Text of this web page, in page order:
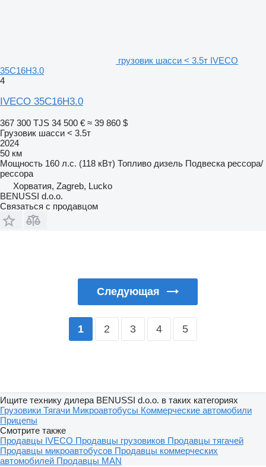
грузовик шасси < 3.5т IVECO
35C16H3.0
4
IVECO 35C16H3.0
367 300 TJS 34 500 € ≈ 39 860 $
Грузовик шасси < 3.5т
2024
50 км
Мощность 160 л.с. (118 кВт) Топливо дизель Подвеска рессора/
рессора
Хорватия, Zagreb, Lucko
BENUSSI d.o.o.
Связаться с продавцом
Следующая
1 2 3 4 5
Ищите технику дилера BENUSSI d.o.o. в таких категориях
Грузовики Тягачи Микроавтобусы Коммерческие автомобили
Прицепы
Смотрите также
Продавцы IVECO Продавцы грузовиков Продавцы тягачей
Продавцы микроавтобусов Продавцы коммерческих
автомобилей Продавцы MAN